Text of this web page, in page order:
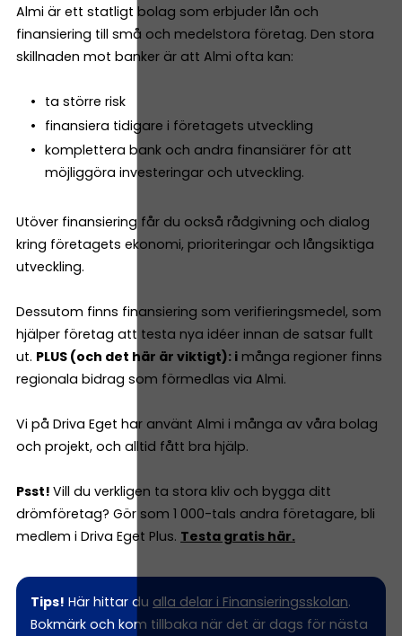
Almi är ett statligt bolag som erbjuder lån och
finansiering till små och medelstora företag. Den stora
skillnaden mot banker är att Almi ofta kan:
ta större risk
finansiera tidigare i företagets utveckling
komplettera bank och andra finansiärer för att
möjliggöra investeringar och utveckling.
Utöver finansiering får du också rådgivning och dialog
kring företagets ekonomi, prioriteringar och långsiktiga
utveckling.
Dessutom finns finansiering som verifieringsmedel, som
hjälper företag att testa nya idéer innan de satsar fullt
ut. PLUS (och det här är viktigt): i många regioner finns
regionala bidrag som förmedlas via Almi.
Vi på Driva Eget har använt Almi i många av våra bolag
och projekt, och alltid fått bra hjälp.
Psst! Vill du verkligen ta stora kliv och bygga ditt
drömföretag? Gör som 1 000-tals andra företagare, bli
medlem i Driva Eget Plus. Testa gratis här.
Tips! Här hittar du alla delar i Finansieringsskolan.
Bokmärk och kom tillbaka när det är dags för nästa